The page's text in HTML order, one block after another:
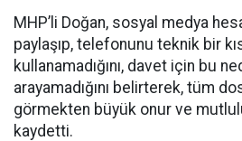
MHP’li Doğan, sosyal medya
paylaşıp, telefonunu teknik bir
kullanamadığını, davet için bu
arayamadığını belirterek, tüm
görmekten büyük onur ve
kaydetti.